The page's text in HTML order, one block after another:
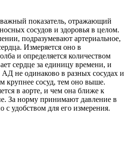
показатель, отражающий
сосудов и здоровья в целом.
подразумевают артериальное,
Измеряется оно в
и определяется количеством
сердце за единицу времени, и
не одинаково в разных сосудах и
крупнее сосуд, тем оно выше.
в аорте, и чем она ближе к
За норму принимают давление в
с удобством для его измерения.